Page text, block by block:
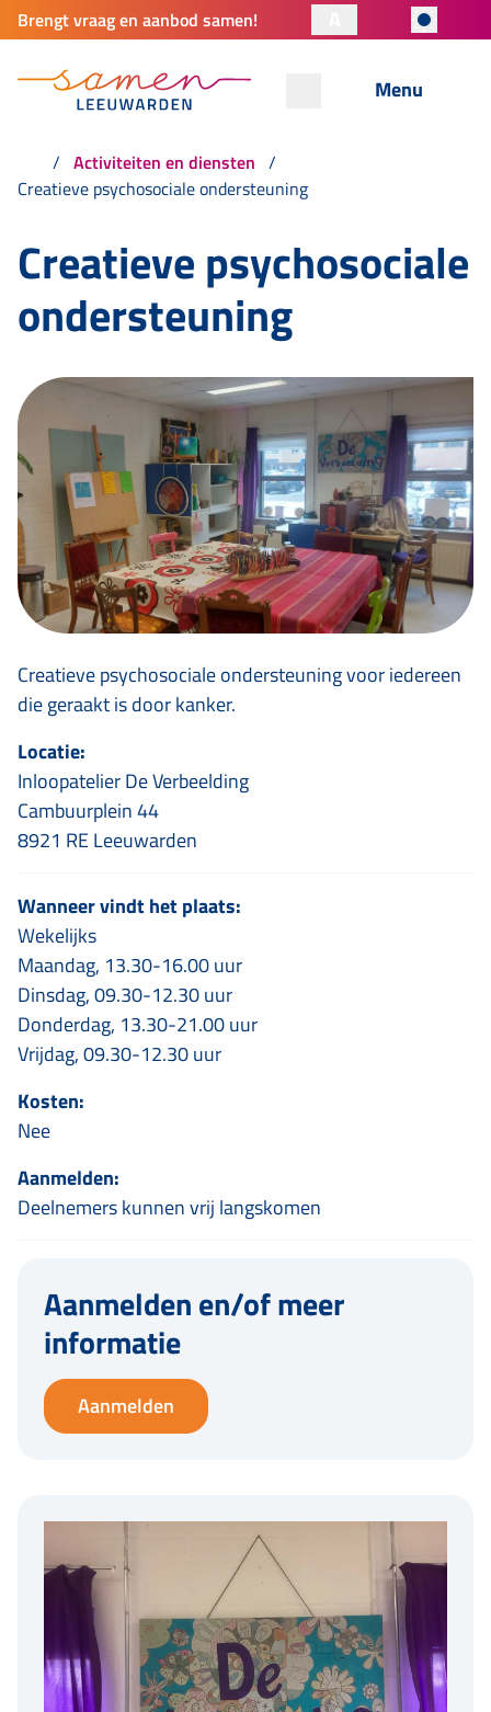
Brengt vraag en aanbod samen!
Menu
Activiteiten en diensten
Creatieve psychosociale ondersteuning
Creatieve psychosociale
ondersteuning
Creatieve psychosociale ondersteuning voor iedereen
die geraakt is door kanker.
Locatie:
Inloopatelier De Verbeelding
Cambuurplein 44
8921 RE Leeuwarden
Wanneer vindt het plaats:
Wekelijks
Maandag, 13.30-16.00 uur
Dinsdag, 09.30-12.30 uur
Donderdag, 13.30-21.00 uur
Vrijdag, 09.30-12.30 uur
Kosten:
Nee
Aanmelden:
Deelnemers kunnen vrij langskomen
Aanmelden en/of meer
informatie
Aanmelden